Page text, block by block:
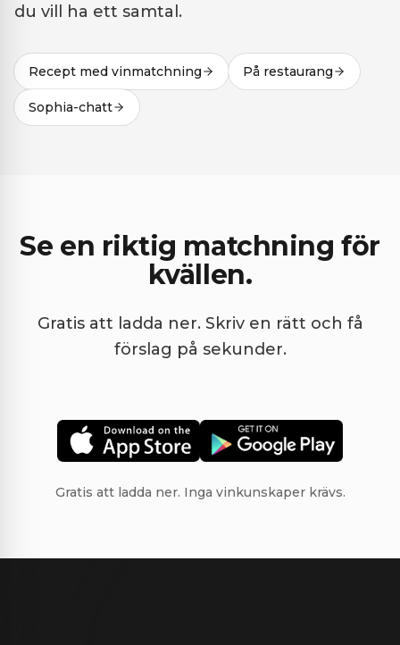
du vill ha ett samtal.
Recept med vinmatchning På restaurang
Sophia-chatt
Se en riktig matchning för
kvällen.
Gratis att ladda ner. Skriv en rätt och få
förslag på sekunder.
Gratis att ladda ner. Inga vinkunskaper krävs.